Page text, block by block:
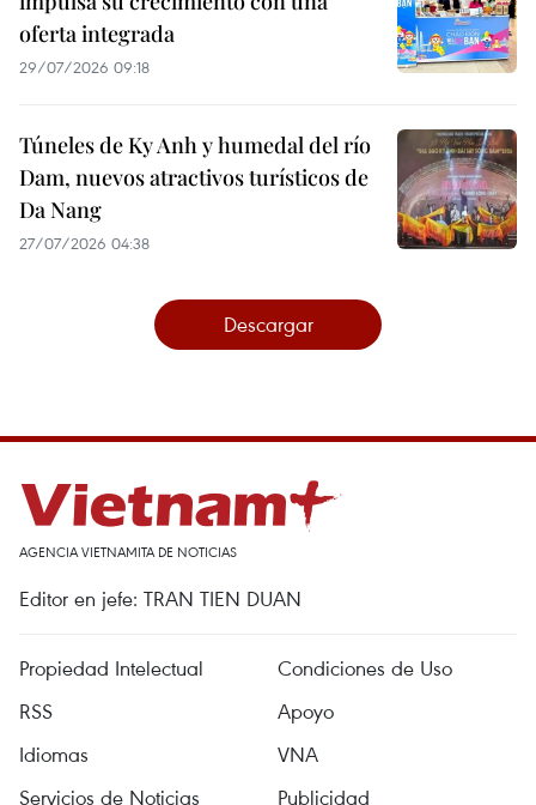
oferta integrada
29/07/2026 09:18
Túneles de Ky Anh y humedal del río
Dam, nuevos atractivos turísticos de
Da Nang
27/07/2026 04:38
Descargar
AGENCIA VIETNAMITA DE NOTICIAS
Editor en jefe: TRAN TIEN DUAN
Propiedad Intelectual
Condiciones de Uso
RSS
Apoyo
Idiomas
VNA
Servicios de Noticias
Publicidad